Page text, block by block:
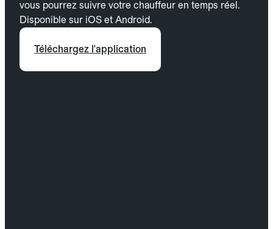
vous pourrez suivre votre chauffeur en temps réel.
Disponible sur iOS et Android.
Téléchargez l'application